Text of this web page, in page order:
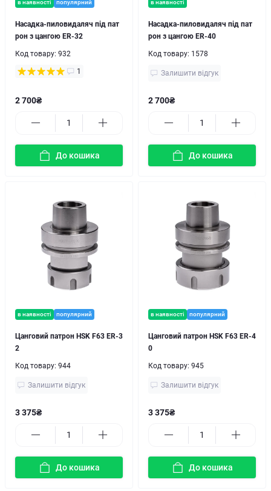
в наявності популярний
Насадка-пиловидаляч під пат
рон з цангою ER-32
Код товару: 932
1
2 700₴
До кошика
в наявності
Насадка-пиловидаляч під пат
рон з цангою ER-40
Код товару: 1578
Залишити відгук
2 700₴
До кошика
в наявності популярний
Цанговий патрон HSK F63 ER-3
2
Код товару: 944
Залишити відгук
3 375₴
До кошика
в наявності популярний
Цанговий патрон HSK F63 ER-4
0
Код товару: 945
Залишити відгук
3 375₴
До кошика